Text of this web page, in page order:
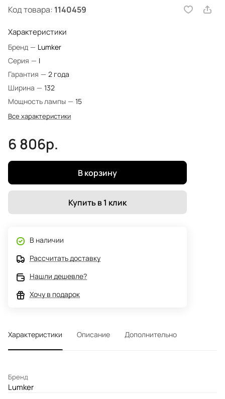
Код товара: 1140459
Характеристики
Бренд — Lumker
Серия — I
Гарантия — 2 года
Ширина — 132
Мощность лампы — 15
Все характеристики
6 806р.
В корзину
Купить в 1 клик
В наличии
Рассчитать доставку
Нашли дешевле?
Хочу в подарок
Характеристики Описание Дополнительно
Бренд
Lumker